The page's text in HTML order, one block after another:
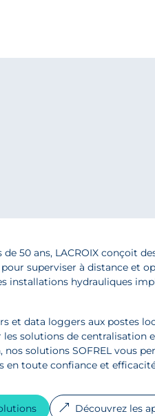
de 50 ans, LACROIX conçoit
superviser à distance et
installations hydrauliques
et data loggers aux postes
les solutions de centralisation
nos solutions SOFREL vous
en toute confiance et
Découvrez les